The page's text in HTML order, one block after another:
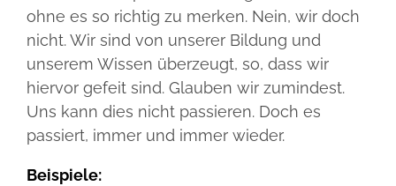
ohne es so richtig zu merken. Nein, wir doch
nicht. Wir sind von unserer Bildung und
unserem Wissen überzeugt, so, dass wir
hiervor gefeit sind. Glauben wir zumindest.
Uns kann dies nicht passieren. Doch es
passiert, immer und immer wieder.
Beispiele: